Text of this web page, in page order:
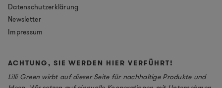
Datenschutzerklärung
Newsletter
Impressum
ACHTUNG, SIE WERDEN HIER VERFÜHRT!
Lilli Green wirbt auf dieser Seite für nachhaltige Produkte und